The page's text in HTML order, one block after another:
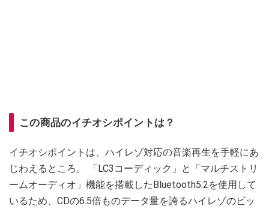
この商品のイチオシポイントは？
イチオシポイントは、ハイレゾ対応の音楽再生を手軽にあ
じわえるところ。 「LC3コーディック」と「マルチストリ
ームオーディオ」機能を搭載したBluetooth5.2を使用して
いるため、CDの6.5倍ものデータ量を誇るハイレゾのビッ